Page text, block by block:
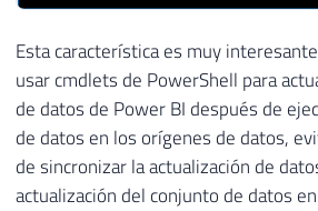
Esta característica es muy
usar cmdlets de PowerShell para
de datos de Power BI después de
de datos en los orígenes de datos,
de sincronizar la actualización de
actualización del conjunto de datos